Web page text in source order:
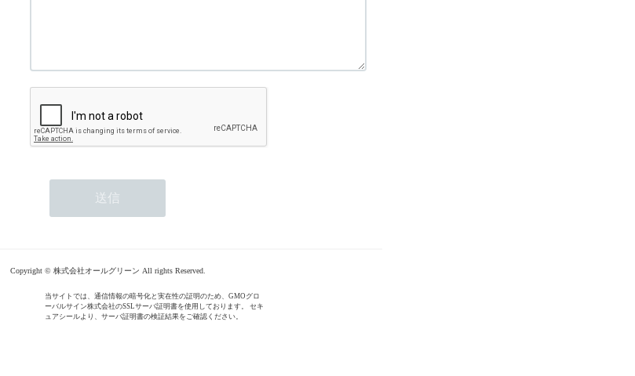
Copyright © 株式会社オールグリーン All rights Reserved.
当サイトでは、通信情報の暗号化と実在性の証明のため、GMOグロ
ーバルサイン株式会社のSSLサーバ証明書を使用しております。 セキ
ュアシールより、サーバ証明書の検証結果をご確認ください。